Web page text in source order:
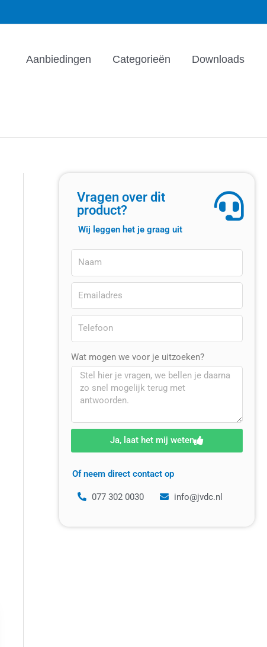
Aanbiedingen Categorieën Downloads
Vragen over dit
product?
Wij leggen het je graag uit
Wat mogen we voor je uitzoeken?
Ja, laat het mij weten
Of neem direct contact op
077 302 0030 info@jvdc.nl